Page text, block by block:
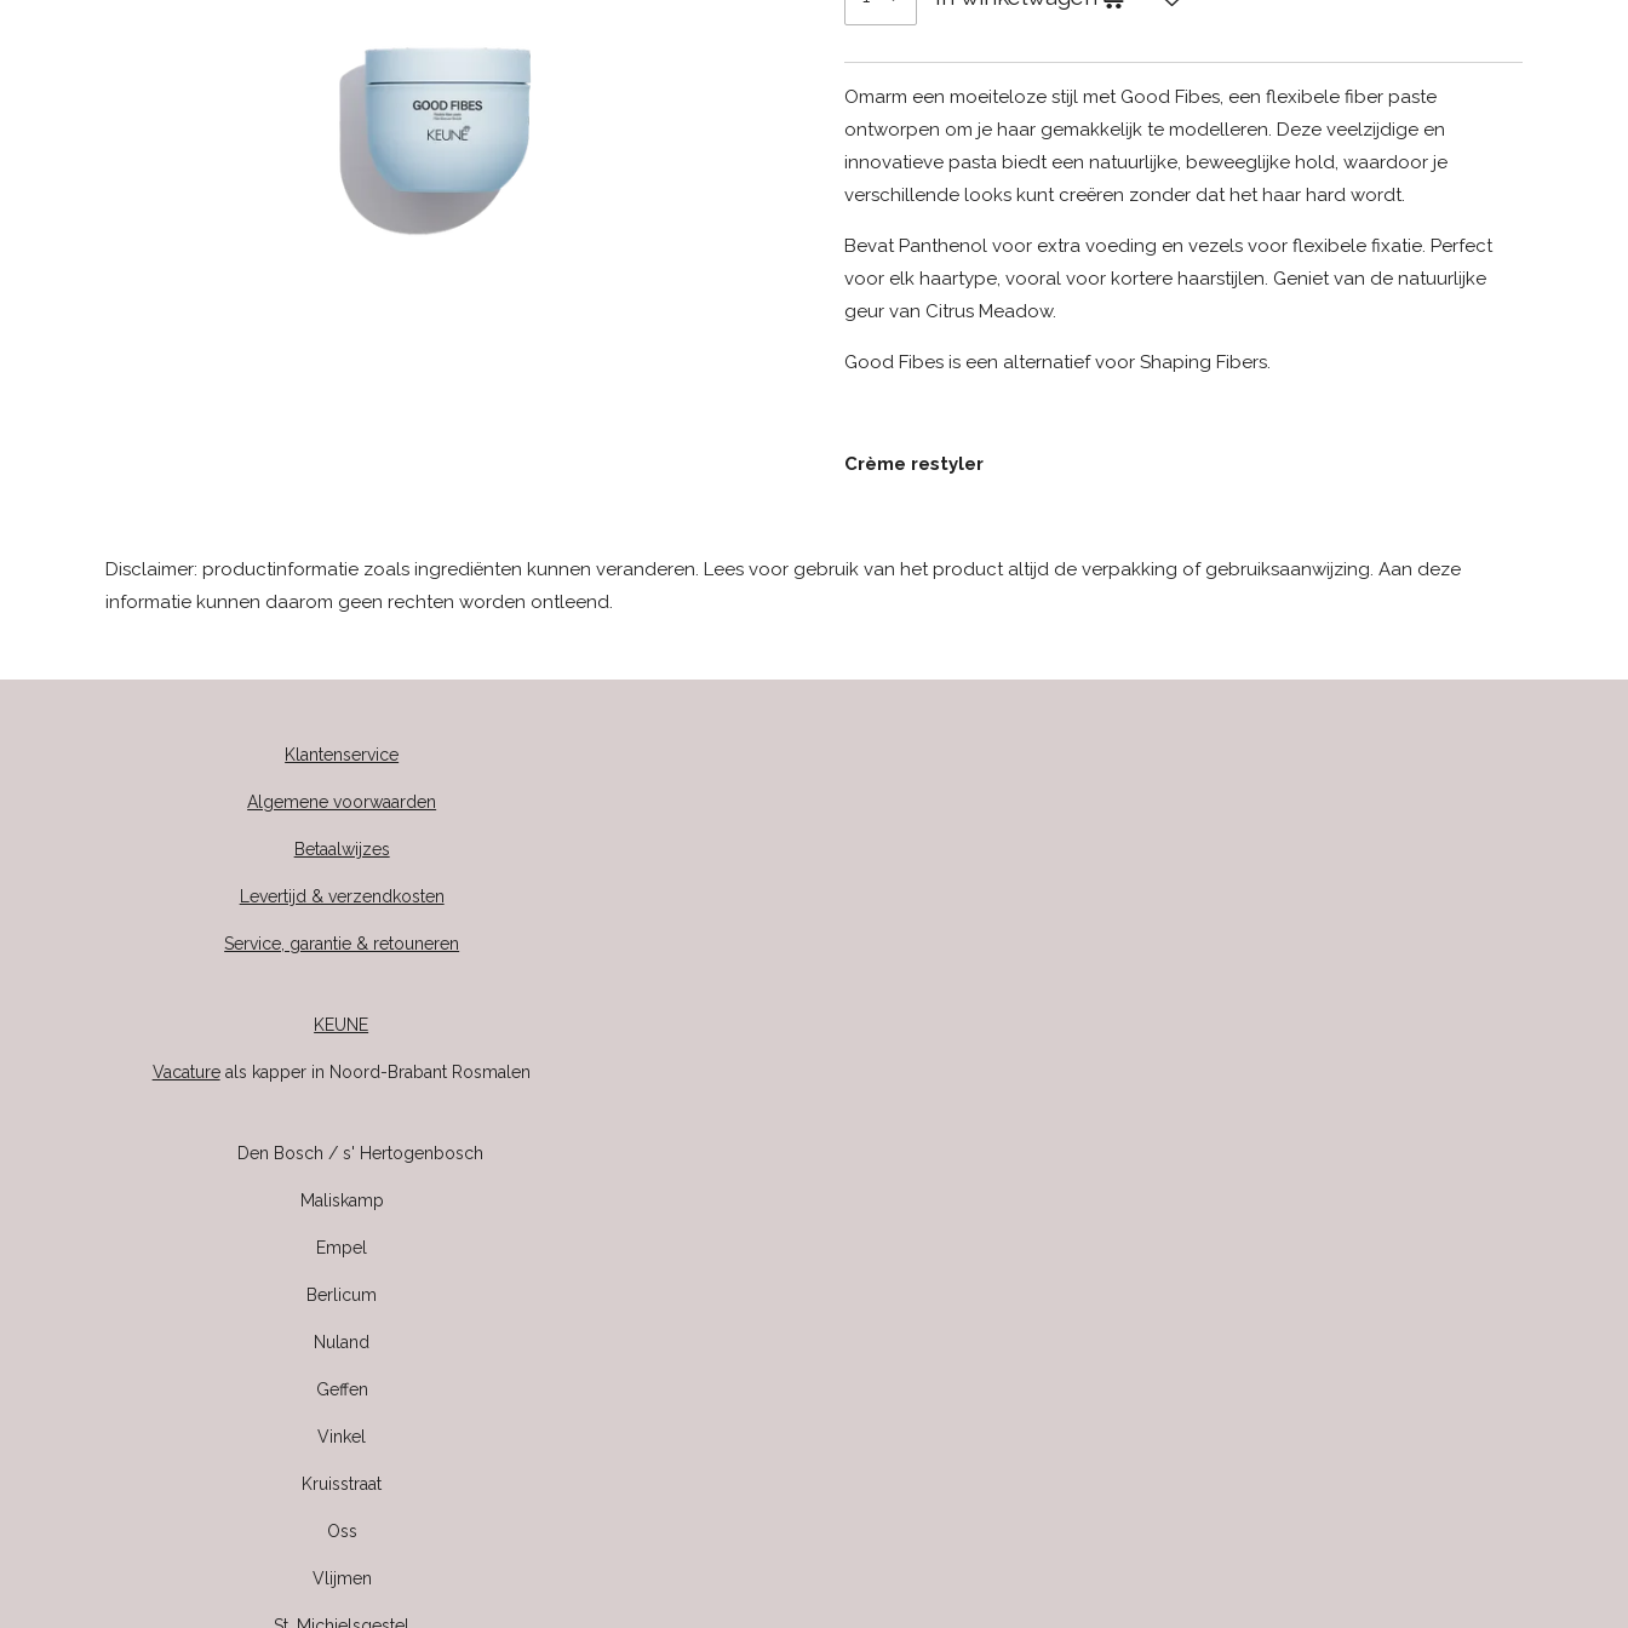
Omarm een moeiteloze stijl met Good Fibes, een flexibele fiber paste
ontworpen om je haar gemakkelijk te modelleren. Deze veelzijdige en
innovatieve pasta biedt een natuurlijke, beweeglijke hold, waardoor je
verschillende looks kunt creëren zonder dat het haar hard wordt.
Bevat Panthenol voor extra voeding en vezels voor flexibele fixatie. Perfect
voor elk haartype, vooral voor kortere haarstijlen. Geniet van de natuurlijke
geur van Citrus Meadow.
Good Fibes is een alternatief voor Shaping Fibers.
Crème restyler
Disclaimer: productinformatie zoals ingrediënten kunnen veranderen. Lees voor gebruik van het product altijd de verpakking of gebruiksaanwijzing. Aan deze
informatie kunnen daarom geen rechten worden ontleend.
Klantenservice
Algemene voorwaarden
Betaalwijzes
Levertijd & verzendkosten
Service, garantie & retouneren
KEUNE
Vacatureals kapper in Noord-Brabant Rosmalen
Den Bosch / s' Hertogenbosch
Maliskamp
Empel
Berlicum
Nuland
Geffen
Vinkel
Kruisstraat
Oss
Vlijmen